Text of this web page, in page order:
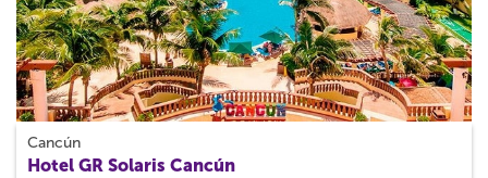
Cancún
Hotel GR Solaris Cancún